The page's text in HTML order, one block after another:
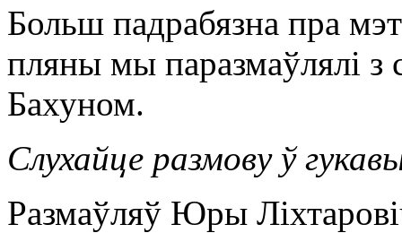
Больш падрабязна пра
пляны мы паразмаўлялі
Бахуном.
Слухайце размову ў
Размаўляў Юры